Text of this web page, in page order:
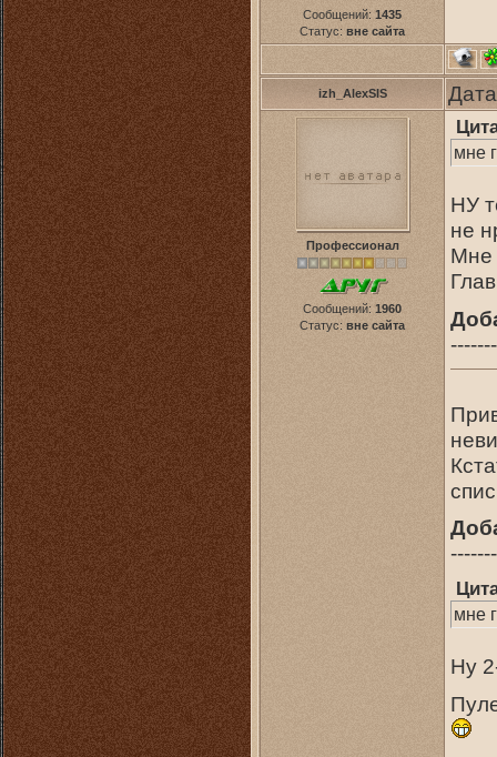
Сообщений: 1435
Статус: вне сайта
izh_AlexSIS
Профессионал
Сообщений: 1960
Статус: вне сайта
мне
НУ
не
Мне
мне
Ну